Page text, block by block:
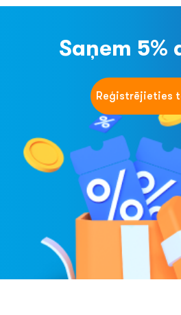
Saņem 5%
Reģistrējieties